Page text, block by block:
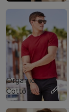
Organic
Cotton